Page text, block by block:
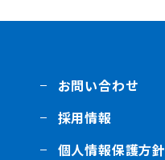
お問い合わせ
採用情報
個人情報保護方針